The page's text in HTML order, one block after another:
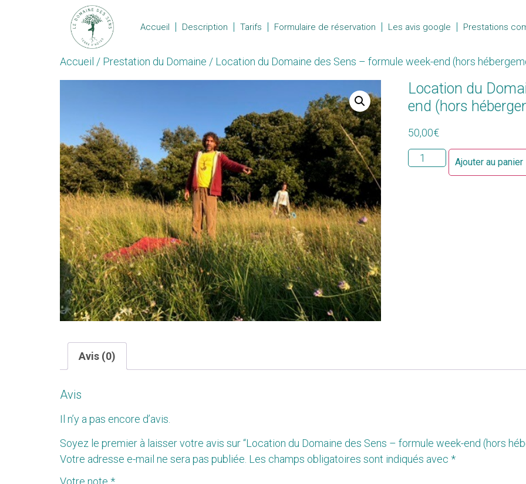
Accueil Description Tarifs Formulaire de réservation Les avis google Prestations
Accueil / Prestation du Domaine / Location du Domaine des Sens – formule week-end (hors
Location du
end (hors
50,00€
Ajouter au panier
Avis (0)
Avis
Il n’y a pas encore d’avis.
Soyez le premier à laisser votre avis sur “Location du Domaine des Sens – formule week-end (hors
Votre adresse e-mail ne sera pas publiée. Les champs obligatoires sont indiqués avec *
Votre note *